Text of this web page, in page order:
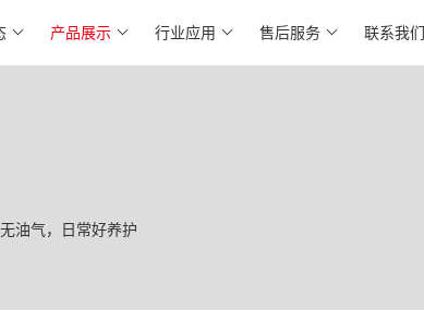
产品展示 行业应用 售后服务 联系我们
油气，日常好养护